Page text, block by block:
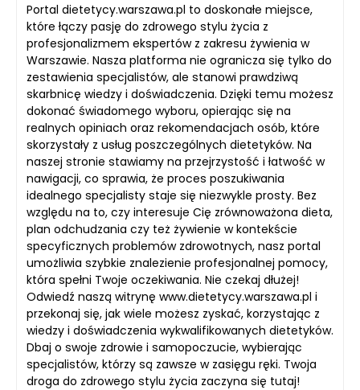
Portal dietetycy.warszawa.pl to doskonałe miejsce,
które łączy pasję do zdrowego stylu życia z
profesjonalizmem ekspertów z zakresu żywienia w
Warszawie. Nasza platforma nie ogranicza się tylko do
zestawienia specjalistów, ale stanowi prawdziwą
skarbnicę wiedzy i doświadczenia. Dzięki temu możesz
dokonać świadomego wyboru, opierając się na
realnych opiniach oraz rekomendacjach osób, które
skorzystały z usług poszczególnych dietetyków. Na
naszej stronie stawiamy na przejrzystość i łatwość w
nawigacji, co sprawia, że proces poszukiwania
idealnego specjalisty staje się niezwykle prosty. Bez
względu na to, czy interesuje Cię zrównoważona dieta,
plan odchudzania czy też żywienie w kontekście
specyficznych problemów zdrowotnych, nasz portal
umożliwia szybkie znalezienie profesjonalnej pomocy,
która spełni Twoje oczekiwania. Nie czekaj dłużej!
Odwiedź naszą witrynę www.dietetycy.warszawa.pl i
przekonaj się, jak wiele możesz zyskać, korzystając z
wiedzy i doświadczenia wykwalifikowanych dietetyków.
Dbaj o swoje zdrowie i samopoczucie, wybierając
specjalistów, którzy są zawsze w zasięgu ręki. Twoja
droga do zdrowego stylu życia zaczyna się tutaj!